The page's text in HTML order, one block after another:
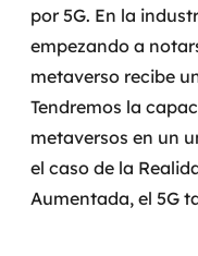
por 5G. En la
empezando a
metaverso recibe
Tendremos la
metaversos en un
el caso de la
Aumentada, el 5G